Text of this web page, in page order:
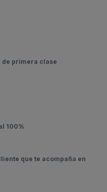
de primera clase
100%
que te acompaña en